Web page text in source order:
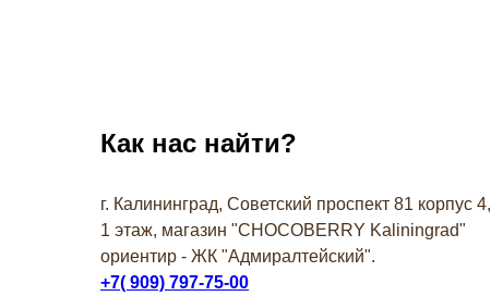
Как нас найти?
г. Калининград, Советский проспект 81 корпус 4,
1 этаж, магазин "СHOCOBERRY Kaliningrad"
ориентир - ЖК "Адмиралтейский".
+7( 909) 797-75-00